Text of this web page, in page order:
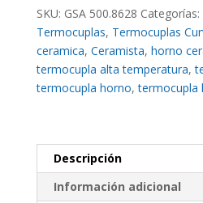
Cable
FV
2Mts
cantidad
SKU: GSA 500.8628 Categorías:
Termocuplas, Termocuplas
ceramica, Ceramista, horno
termocupla alta temperatura,
termocupla horno,termocupla
Descripción
Información adicional